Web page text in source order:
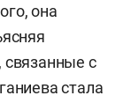
она
с
стала